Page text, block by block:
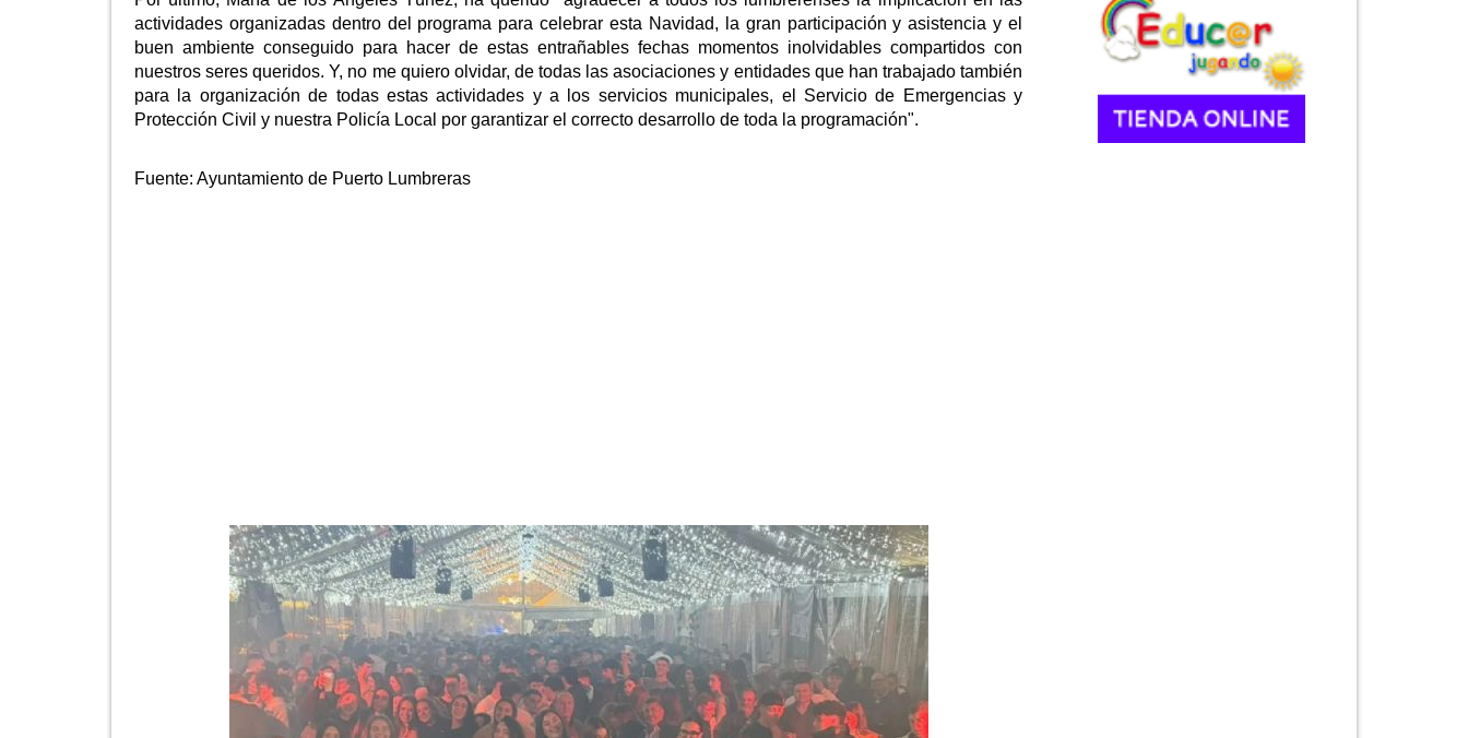
actividades organizadas dentro del programa para celebrar esta Navidad, la gran participación y asistencia y el
buen ambiente conseguido para hacer de estas entrañables fechas momentos inolvidables compartidos con
nuestros seres queridos. Y, no me quiero olvidar, de todas las asociaciones y entidades que han trabajado también
para la organización de todas estas actividades y a los servicios municipales, el Servicio de Emergencias y
Protección Civil y nuestra Policía Local por garantizar el correcto desarrollo de toda la programación".
Fuente: Ayuntamiento de Puerto Lumbreras